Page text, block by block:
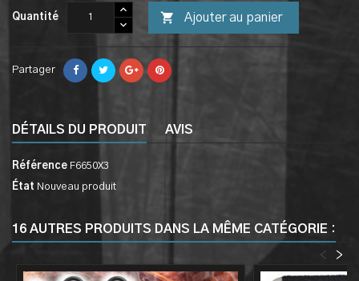
Quantité  Ajouter au panier
Partager
DÉTAILS DU PRODUIT AVIS
Référence F6650X3
État Nouveau produit
16 AUTRES PRODUITS DANS LA MÊME CATÉGORIE :
>
<